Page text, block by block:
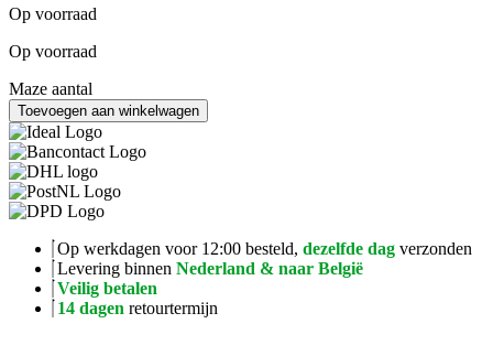
Op voorraad
Op voorraad
Maze aantal
Toevoegen aan winkelwagen
Op werkdagen voor 12:00 besteld, dezelfde dag verzonden
Levering binnen Nederland & naar België
Veilig betalen
14 dagen retourtermijn